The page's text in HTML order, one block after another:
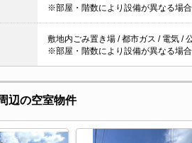
※部屋・階数により設備が異なる場合
敷地内ごみ置き場 / 都市ガス / 電気 /
※部屋・階数により設備が異なる場合
辺の空室物件